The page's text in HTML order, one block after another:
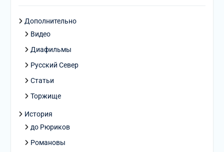
Дополнительно
Видео
Диафильмы
Русский Север
Статьи
Торжище
История
до Рюриков
Романовы